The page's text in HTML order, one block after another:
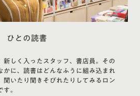
ひとの読書
新しく入ったスタッフ、書店員。その
かに、読書はどんなふうに組み込まれ
聞いたり聞きそびれたりしてみるロン
。